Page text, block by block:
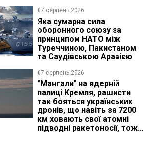
07 серпень 2026
Яка сумарна сила
оборонного союзу за
принципом НАТО між
Туреччиною, Пакистаном
та Саудівською Аравією
07 серпень 2026
"Мангали" на ядерній
палиці Кремля, рашисти
так бояться українських
дронів, що навіть за 7200
км ховають свої атомні
підводні ракетоносії, тож